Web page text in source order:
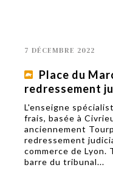
7 DÉCEMBRE 2022
Place du
redressement
L'enseigne
frais, basée à
anciennement
redressement
commerce de Lyon.
barre du tribunal...